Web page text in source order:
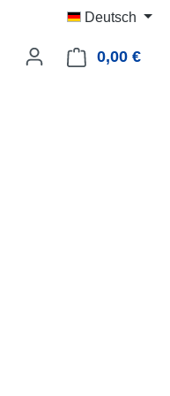
Deutsch
0,00 €